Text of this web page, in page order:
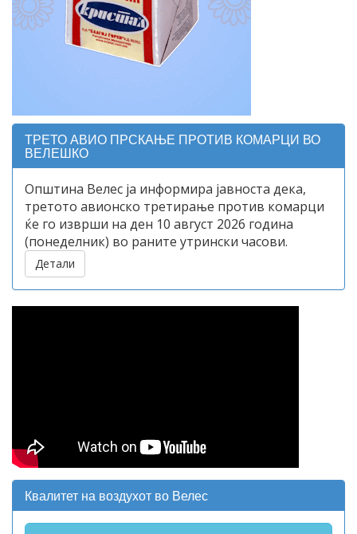
ТРЕТО АВИО ПРСКАЊЕ ПРОТИВ КОМАРЦИ ВО
ВЕЛЕШКО
Општина Велес ја информира јавноста дека,
третото авионско третирање против комарци
ќе го изврши на ден 10 август 2026 година
(понеделник) во раните утрински часови.
Детали
Квалитет на воздухот во Велес